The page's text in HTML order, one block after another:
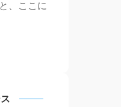
、ここに